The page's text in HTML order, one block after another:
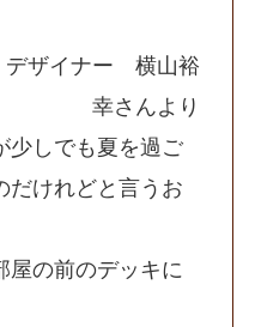
デザイナー 横山裕
幸さんより
少しでも夏を過ご
だけれどと言うお
屋の前のデッキに